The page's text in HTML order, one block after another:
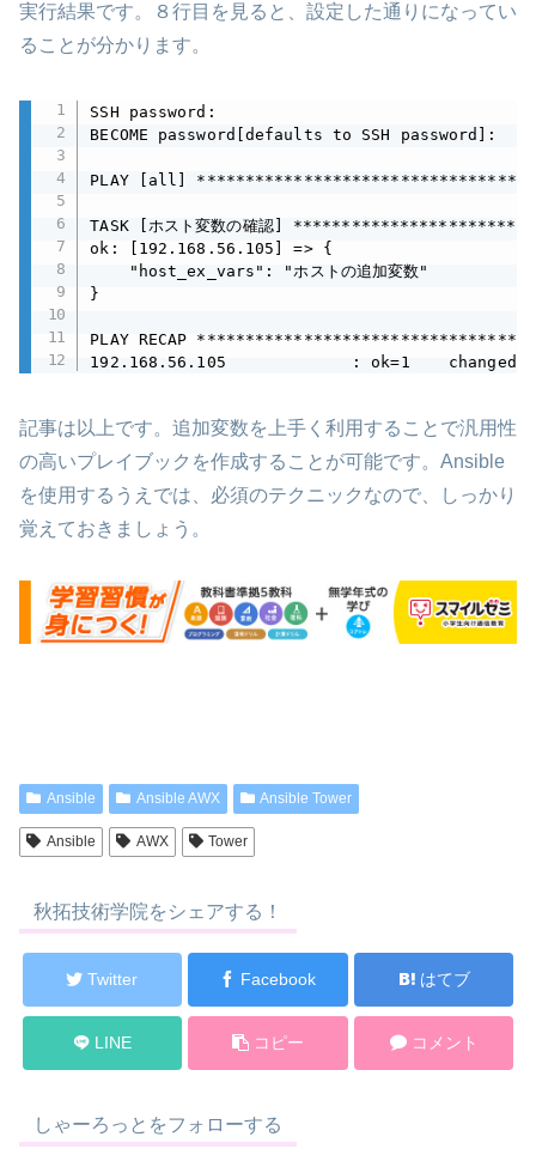
実行結果です。８行目を見ると、設定した通りになってい
ることが分かります。
SSH password:
BECOME password[defaults to SSH password]:
PLAY [all]
TASK [ホスト変数の確認]
ok: [192.168.56.105] => {
    "host_ex_vars": "ホストの追加変数"
}
PLAY RECAP
192.168.56.105             : ok=1
記事は以上です。追加変数を上手く利用することで汎用性
の高いプレイブックを作成することが可能です。Ansible
を使用するうえでは、必須のテクニックなので、しっかり
覚えておきましょう。
Ansible Ansible AWX Ansible Tower
Ansible AWX Tower
秋拓技術学院をシェアする！
Twitter Facebook はてブ
LINE コピー コメント
しゃーろっとをフォローする